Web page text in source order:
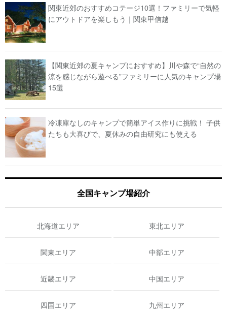
関東近郊のおすすめコテージ10選！ファミリーで気軽
にアウトドアを楽しもう｜関東甲信越
【関東近郊の夏キャンプにおすすめ】川や森で“自然の
涼を感じながら遊べる”ファミリーに人気のキャンプ場
15選
冷凍庫なしのキャンプで簡単アイス作りに挑戦！ 子供
たちも大喜びで、夏休みの自由研究にも使える
全国キャンプ場紹介
北海道エリア 東北エリア
関東エリア 中部エリア
近畿エリア 中国エリア
四国エリア 九州エリア